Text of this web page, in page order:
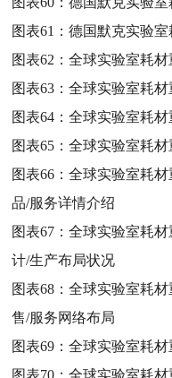
图表61：德国默克实验
图表62：全球实验室耗
图表63：全球实验室耗
图表64：全球实验室耗
图表65：全球实验室耗
图表66：全球实验室耗
品/服务详情介绍
图表67：全球实验室耗
计/生产布局状况
图表68：全球实验室耗
售/服务网络布局
图表69：全球实验室耗
图表70：全球实验室耗